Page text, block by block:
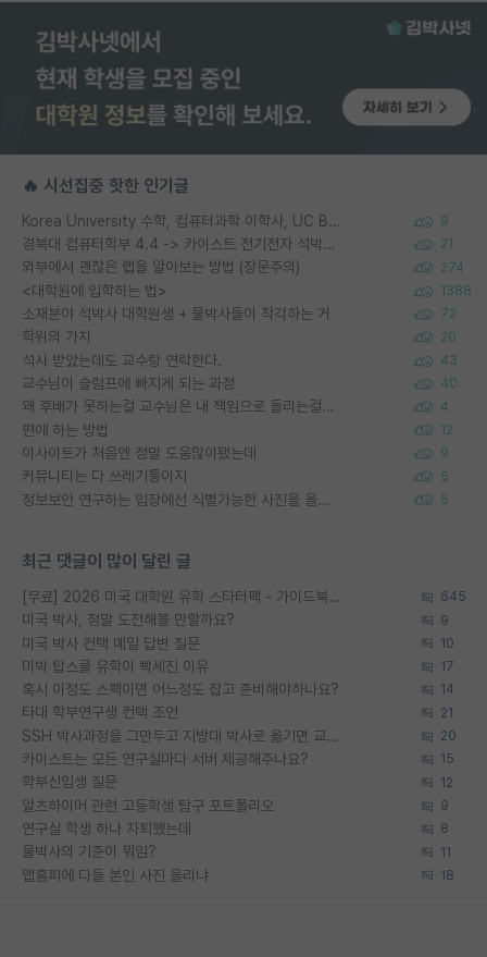
🔥 시선집중 핫한 인기글
Korea University 수학, 컴퓨터과학 이학사, UC Berkeley 산업공학 대학원 공학박사가 되는 것은 쉽지 않겠죠? 9
경북대 컴퓨터학부 4.4 -> 카이스트 전기전자 석박사통합과정 합격 21
외부에서 괜찮은 랩을 알아보는 방법 (장문주의) 274
<대학원에 입학하는 법> 1388
소재분야 석박사 대학원생 + 물박사들이 착각하는 거 72
학위의 가치 20
석사 받았는데도 교수랑 연락한다. 43
교수님이 슬럼프에 빠지게 되는 과정 40
왜 후배가 못하는걸 교수님은 내 책임으로 돌리는걸까요? 4
편애 하는 방법 12
이사이트가 처음엔 정말 도움많이됐는데 9
커뮤니티는 다 쓰레기통이지 5
정보보안 연구하는 입장에선 식별가능한 사진을 올리는건 비추이긴함 5
최근 댓글이 많이 달린 글
[무료] 2026 미국 대학원 유학 스타터팩 - 가이드북 & 합격자 컨택메일 템플릿 645
미국 박사, 정말 도전해볼 만할까요? 9
미국 박사 컨택 메일 답변 질문 10
미박 탑스쿨 유학이 빡세진 이유 17
혹시 이정도 스펙이면 어느정도 잡고 준비해야하나요? 14
타대 학부연구생 컨택 조언 21
SSH 박사과정을 그만두고 지방대 박사로 옮기면 교수의 꿈은 끝일까요? 20
카이스트는 모든 연구실마다 서버 제공해주나요? 15
학부신입생 질문 12
알츠하이머 관련 고등학생 탐구 포트폴리오 9
연구실 학생 하나 자퇴했는데 8
물박사의 기준이 뭐임? 11
랩홈피에 다들 본인 사진 올리냐 18